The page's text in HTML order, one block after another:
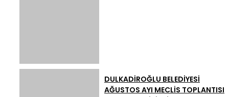
DULKADİROĞLU BELEDİYESİ
AĞUSTOS AYI MECLİS TOPLANTISI